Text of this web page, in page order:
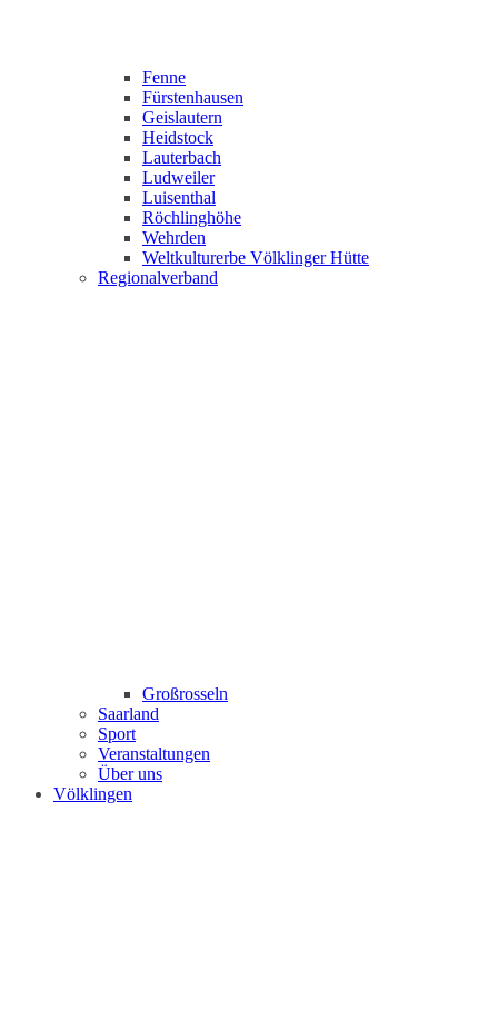
Fenne
Fürstenhausen
Geislautern
Heidstock
Lauterbach
Ludweiler
Luisenthal
Röchlinghöhe
Wehrden
Weltkulturerbe Völklinger Hütte
Regionalverband
Großrosseln
Saarland
Sport
Veranstaltungen
Über uns
Völklingen